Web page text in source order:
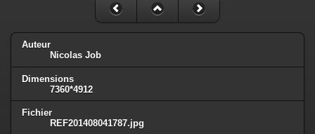
Auteur
Nicolas Job
Dimensions
7360*4912
Fichier
REF201408041787.jpg